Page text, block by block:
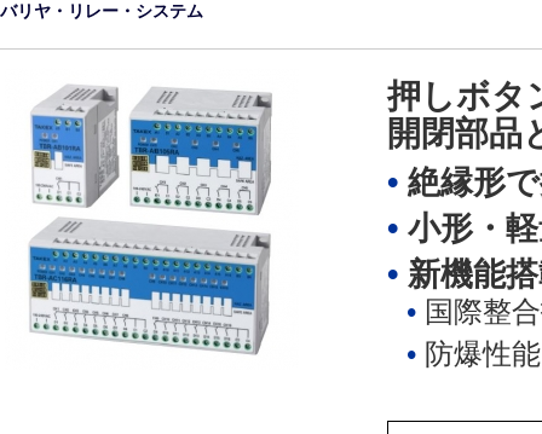
バリヤ・リレー・システム
押しボタ
開閉部品
絶縁形
小形・
新機能
国際整
防爆性